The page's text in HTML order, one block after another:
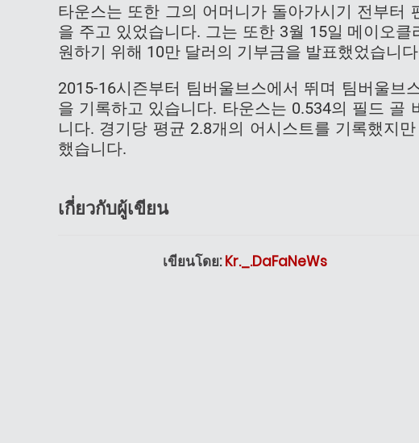
타운스는 또한 그의 어머니가 돌아가시기 전부터
을 주고 있었습니다. 그는 또한 3월 15일 메이오
원하기 위해 10만 달러의 기부금을 발표했었습니
2015-16시즌부터 팀버울브스에서 뛰며 팀버울브
을 기록하고 있습니다. 타운스는 0.534의 필드 골
니다. 경기당 평균 2.8개의 어시스트를 기록했지
했습니다.
เกี่ยวกับผู้เขียน
เขียนโดย:Kr._.DaFaNeWs